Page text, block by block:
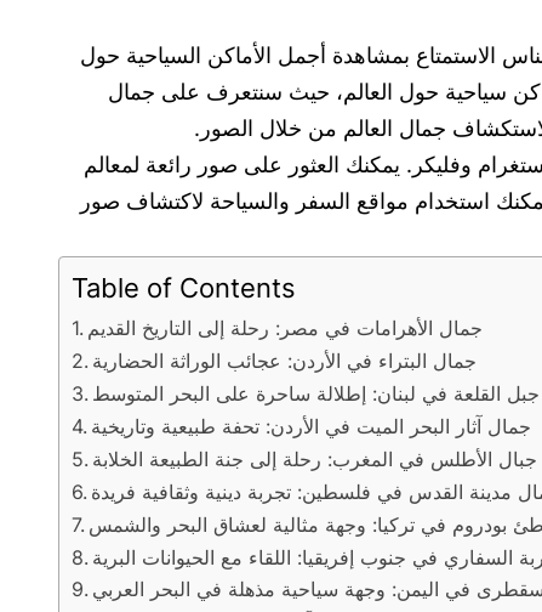
الاستمتاع بمشاهدة أجمل الأماكن السياحية حول
سياحية حول العالم، حيث سنتعرف على جمال
جمال العالم من خلال الصور.
وفليكر. يمكنك العثور على صور رائعة لمعالم
استخدام مواقع السفر والسياحة لاكتشاف صور
Table of Contents
جمال الأهرامات في مصر: رحلة إلى التاريخ القديم
جمال البتراء في الأردن: عجائب الوراثة الحضارية
القلعة في لبنان: إطلالة ساحرة على البحر المتوسط
جمال آثار البحر الميت في الأردن: تحفة طبيعية وتاريخية
الأطلس في المغرب: رحلة إلى جنة الطبيعة الخلابة
مدينة القدس في فلسطين: تجربة دينية وثقافية فريدة
بودروم في تركيا: وجهة مثالية لعشاق البحر والشمس
السفاري في جنوب إفريقيا: اللقاء مع الحيوانات البرية
في اليمن: وجهة سياحية مذهلة في البحر العربي